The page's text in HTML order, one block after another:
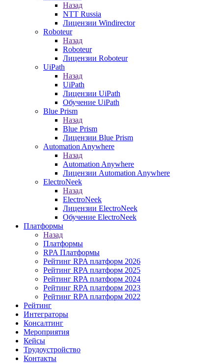
Назад
NTT Russia
Лицензии Windirector
Roboteur
Назад
Roboteur
Лицензии Roboteur
UiPath
Назад
UiPath
Лицензии UiPath
Обучение UiPath
Blue Prism
Назад
Blue Prism
Лицензии Blue Prism
Automation Anywhere
Назад
Automation Anywhere
Лицензии Automation Anywhere
ElectroNeek
Назад
ElectroNeek
Лицензии ElectroNeek
Обучение ElectroNeek
Платформы
Назад
Платформы
RPA Платформы
Рейтинг RPA платформ 2026
Рейтинг RPA платформ 2025
Рейтинг RPA платформ 2024
Рейтинг RPA платформ 2023
Рейтинг RPA платформ 2022
Рейтинг
Интеграторы
Консалтинг
Mероприятия
Кейсы
Трудоустройство
Контакты